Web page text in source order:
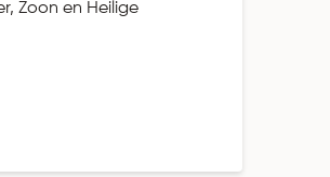
Zoon en Heilige